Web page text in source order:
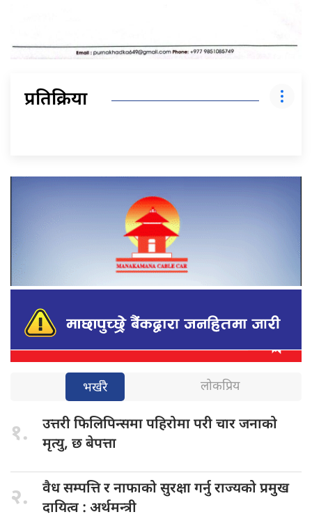
प्रतिक्रिया
भर्खरै लोकप्रिय
१. उत्तरी फिलिपिन्समापहिरोमा परी चार जनाको
मृत्यु, छ बेपत्ता
२. वैध सम्पत्तिर नाफाको सुरक्षा गर्नु राज्यको प्रमुख
दायित्व : अर्थमन्त्री